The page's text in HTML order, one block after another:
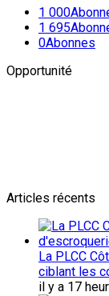
1 000
1 695
0Abonnes
Opportunité
Articles récents
La PLCC
ciblant les
il y a 17